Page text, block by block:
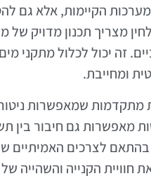
הקיימות, אלא גם
מצריך תכנון מדויק
זה יכול לכלול מתקני
ומחייבת.
מתקדמות שמאפשרות
מאפשרות גם חיבור בין
בהתאם לצרכים האמיתיים
הקנייה והשהייה